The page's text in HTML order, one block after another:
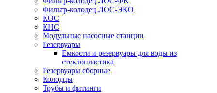
Фильтр-колодец ЛОС-ЭКО
КОС
КНС
Модульные насосные станции
Резервуары
Емкости и резервуары для воды из
стеклопластика
Резервуары сборные
Колодцы
Трубы и фитинги